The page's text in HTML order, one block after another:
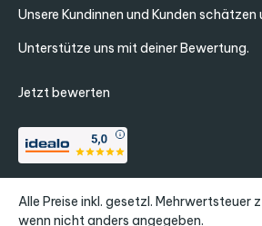
Unsere Kundinnen und Kunden schätzen
Unterstütze uns mit deiner Bewertung.
Jetzt bewerten
Alle Preise inkl. gesetzl. Mehrwertsteuer
wenn nicht anders angegeben.